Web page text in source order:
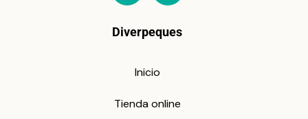
Diverpeques
Inicio
Tienda online